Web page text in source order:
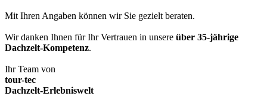
Mit Ihren Angaben können wir Sie gezielt beraten.
Wir danken Ihnen für Ihr Vertrauen in unsere über 35-jährige
Dachzelt-Kompetenz.
Ihr Team von
tour-tec
Dachzelt-Erlebniswelt